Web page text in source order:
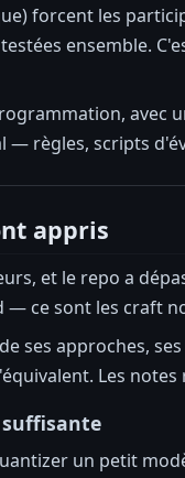
forcent les
ensemble.
avec
— règles, scripts
appris
et le repo a
— ce sont les craft
ses approches,
Les
un petit